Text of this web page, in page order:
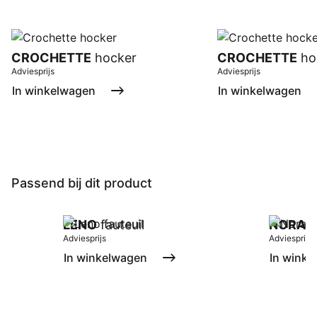
CROCHETTE hocker
Adviesprijs
In winkelwagen
CROCHETTE
Adviesprijs
In winkelwagen
Passend bij dit product
LENOfauteuil
Adviesprijs
In winkelwagen
NORA
Adviesprijs
In